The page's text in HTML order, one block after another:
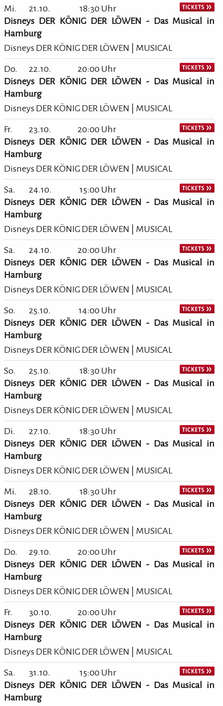
Mi. 21.10.
18:30 Uhr
Disneys DER KÖNIG DER LÖWEN - Das Musical in
Hamburg
Disneys DER KÖNIG DER LÖWEN | MUSICAL
Do. 22.10.
20:00 Uhr
Disneys DER KÖNIG DER LÖWEN - Das Musical in
Hamburg
Disneys DER KÖNIG DER LÖWEN | MUSICAL
Fr. 23.10.
20:00 Uhr
Disneys DER KÖNIG DER LÖWEN - Das Musical in
Hamburg
Disneys DER KÖNIG DER LÖWEN | MUSICAL
Sa. 24.10.
15:00 Uhr
Disneys DER KÖNIG DER LÖWEN - Das Musical in
Hamburg
Disneys DER KÖNIG DER LÖWEN | MUSICAL
Sa. 24.10.
20:00 Uhr
Disneys DER KÖNIG DER LÖWEN - Das Musical in
Hamburg
Disneys DER KÖNIG DER LÖWEN | MUSICAL
So. 25.10.
14:00 Uhr
Disneys DER KÖNIG DER LÖWEN - Das Musical in
Hamburg
Disneys DER KÖNIG DER LÖWEN | MUSICAL
So. 25.10.
18:30 Uhr
Disneys DER KÖNIG DER LÖWEN - Das Musical in
Hamburg
Disneys DER KÖNIG DER LÖWEN | MUSICAL
Di. 27.10.
18:30 Uhr
Disneys DER KÖNIG DER LÖWEN - Das Musical in
Hamburg
Disneys DER KÖNIG DER LÖWEN | MUSICAL
Mi. 28.10.
18:30 Uhr
Disneys DER KÖNIG DER LÖWEN - Das Musical in
Hamburg
Disneys DER KÖNIG DER LÖWEN | MUSICAL
Do. 29.10.
20:00 Uhr
Disneys DER KÖNIG DER LÖWEN - Das Musical in
Hamburg
Disneys DER KÖNIG DER LÖWEN | MUSICAL
Fr. 30.10.
20:00 Uhr
Disneys DER KÖNIG DER LÖWEN - Das Musical in
Hamburg
Disneys DER KÖNIG DER LÖWEN | MUSICAL
Sa. 31.10.
15:00 Uhr
Disneys DER KÖNIG DER LÖWEN - Das Musical in
Hamburg